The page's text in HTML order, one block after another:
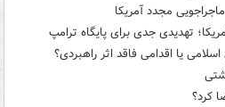
مجدد آمریکا
تهدیدی جدی برای پایگاه ترامپ
یا اقدامی فاقد اثر راهبردی؟
کرد؟